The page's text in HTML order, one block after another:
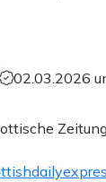
02.03.2026